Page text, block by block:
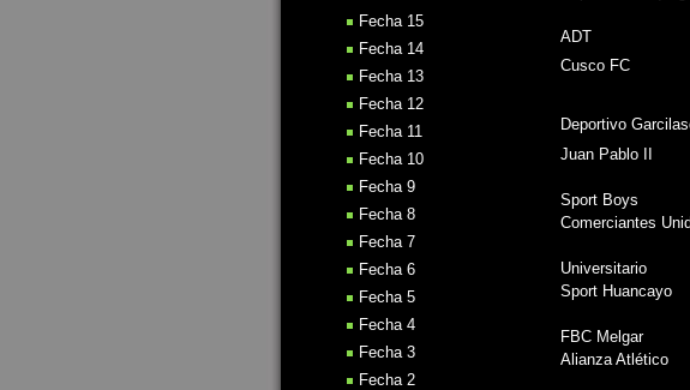
ADT
Cusco FC
Deportivo
Juan Pablo II
Sport Boys
Comerciantes
Universitario
Sport Huancayo
FBC Melgar
Alianza Atlético
Fecha 15
Fecha 14
Fecha 13
Fecha 12
Fecha 11
Fecha 10
Fecha 9
Fecha 8
Fecha 7
Fecha 6
Fecha 5
Fecha 4
Fecha 3
Fecha 2